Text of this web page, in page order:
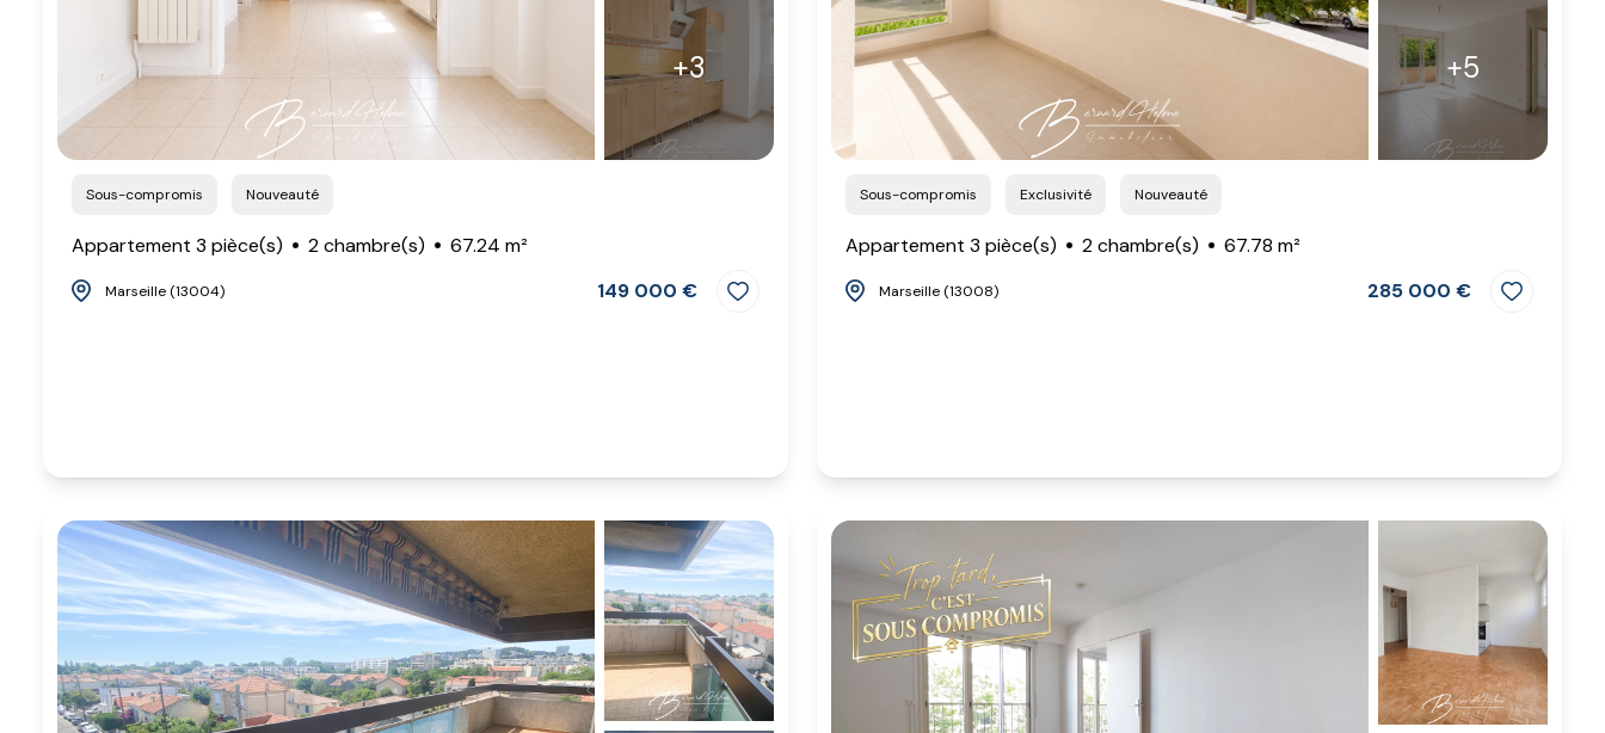
+3
Sous-compromis Nouveauté
Appartement 3 pièce(s) 2 chambre(s) 67.24 m²
Marseille (13004) 149 000 €
+5
Sous-compromis Exclusivité Nouveauté
Appartement 3 pièce(s) 2 chambre(s) 67.78 m²
Marseille (13008) 285 000 €